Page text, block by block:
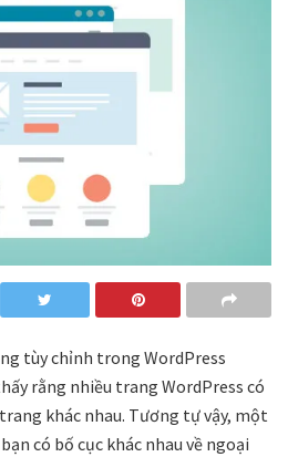
tùy chỉnh trong WordPress
rằng nhiều trang WordPress có
khác nhau. Tương tự vậy, một
có bố cục khác nhau về ngoại